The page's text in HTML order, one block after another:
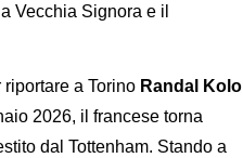
Vecchia Signora e il
a Torino Randal Kolo
2026, il francese torna
dal Tottenham. Stando a